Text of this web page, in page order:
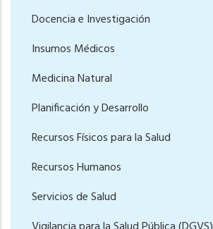
Docencia e Investigación
Insumos Médicos
Medicina Natural
Planificación y Desarrollo
Recursos Físicos para la Salud
Recursos Humanos
Servicios de Salud